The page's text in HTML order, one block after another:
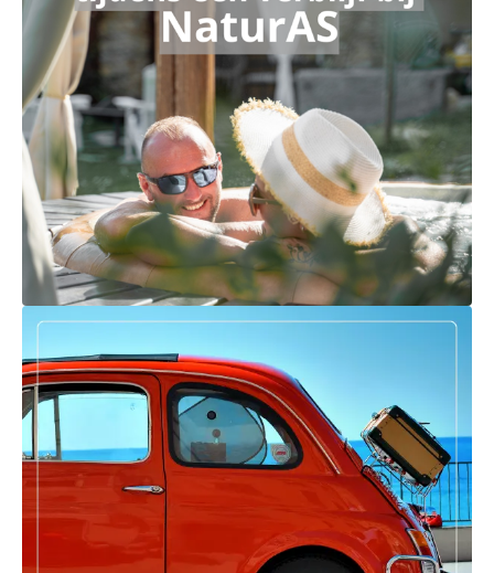
Ga naar externe link: https://